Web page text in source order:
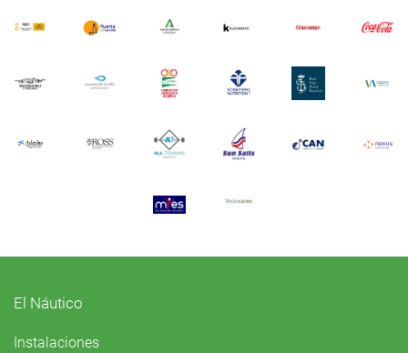
El Náutico
Instalaciones